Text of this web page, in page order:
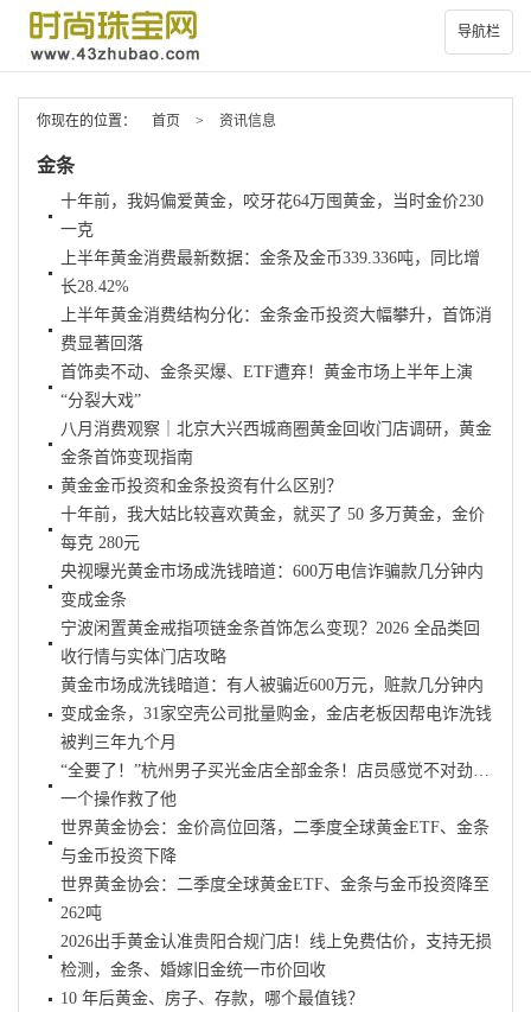
导航栏
你现在的位置： 首页 > 资讯信息
金条
十年前，我妈偏爱黄金，咬牙花64万囤黄金，当时金价230
一克
上半年黄金消费最新数据：金条及金币339.336吨，同比增
长28.42%
上半年黄金消费结构分化：金条金币投资大幅攀升，首饰消
费显著回落
首饰卖不动、金条买爆、ETF遭弃！黄金市场上半年上演
“分裂大戏”
八月消费观察｜北京大兴西城商圈黄金回收门店调研，黄金
金条首饰变现指南
黄金金币投资和金条投资有什么区别？
十年前，我大姑比较喜欢黄金，就买了 50 多万黄金，金价
每克 280元
央视曝光黄金市场成洗钱暗道：600万电信诈骗款几分钟内
变成金条
宁波闲置黄金戒指项链金条首饰怎么变现？2026 全品类回
收行情与实体门店攻略
黄金市场成洗钱暗道：有人被骗近600万元，赃款几分钟内
变成金条，31家空壳公司批量购金，金店老板因帮电诈洗钱
被判三年九个月
“全要了！”杭州男子买光金店全部金条！店员感觉不对劲…
一个操作救了他
世界黄金协会：金价高位回落，二季度全球黄金ETF、金条
与金币投资下降
世界黄金协会：二季度全球黄金ETF、金条与金币投资降至
262吨
2026出手黄金认准贵阳合规门店！线上免费估价，支持无损
检测，金条、婚嫁旧金统一市价回收
10 年后黄金、房子、存款，哪个最值钱？